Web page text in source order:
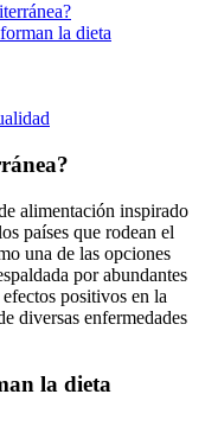
la dieta
alimentación inspirado
países que rodean el
una de las opciones
por abundantes
positivos en la
diversas enfermedades
la dieta